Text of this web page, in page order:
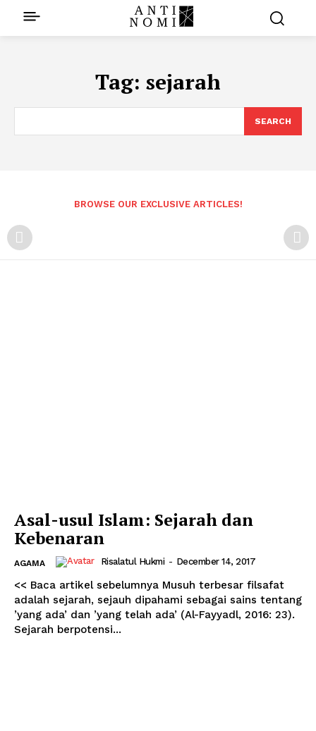
Tag: sejarah
SEARCH
BROWSE OUR EXCLUSIVE ARTICLES!
Asal-usul Islam: Sejarah dan
Kebenaran
AGAMA Risalatul Hukmi - December 14, 2017
<< Baca artikel sebelumnya Musuh terbesar filsafat
adalah sejarah, sejauh dipahami sebagai sains tentang
’yang ada’ dan ’yang telah ada’ (Al-Fayyadl, 2016: 23).
Sejarah berpotensi...